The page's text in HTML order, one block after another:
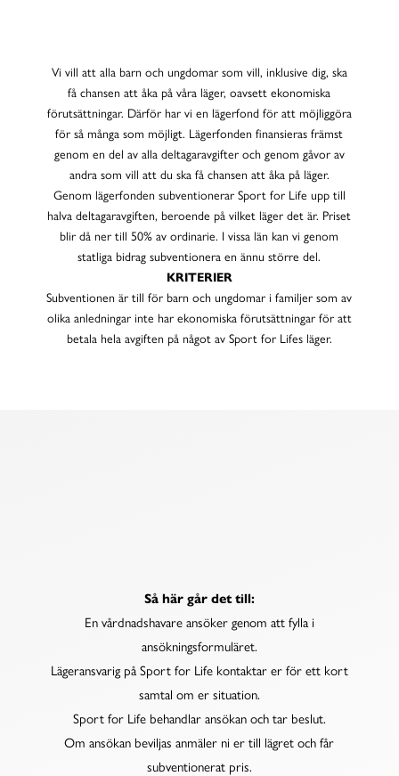
Vi vill att alla barn och ungdomar som vill, inklusive dig, ska
få chansen att åka på våra läger, oavsett ekonomiska
förutsättningar. Därför har vi en lägerfond för att möjliggöra
för så många som möjligt. Lägerfonden finansieras främst
genom en del av alla deltagaravgifter och genom gåvor av
andra som vill att du ska få chansen att åka på läger.
Genom lägerfonden subventionerar Sport for Life upp till
halva deltagaravgiften, beroende på vilket läger det är. Priset
blir då ner till 50% av ordinarie. I vissa län kan vi genom
statliga bidrag subventionera en ännu större del.
KRITERIER
Subventionen är till för barn och ungdomar i familjer som av
olika anledningar inte har ekonomiska förutsättningar för att
betala hela avgiften på något av Sport for Lifes läger.
Så här går det till:
En vårdnadshavare ansöker genom att fylla i
ansökningsformuläret.
Lägeransvarig på Sport for Life kontaktar er för ett kort
samtal om er situation.
Sport for Life behandlar ansökan och tar beslut.
Om ansökan beviljas anmäler ni er till lägret och får
subventionerat pris.